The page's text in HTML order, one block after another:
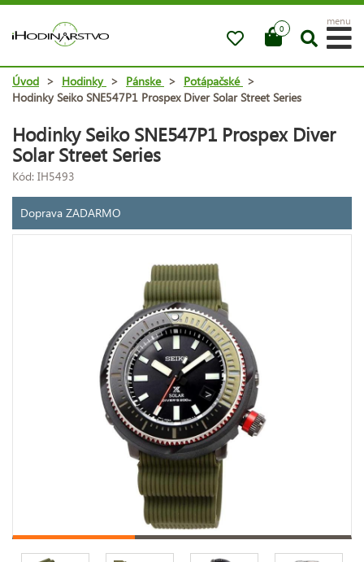
0
menu
Úvod > Hodinky > Pánske > Potápačské >
Hodinky Seiko SNE547P1 Prospex Diver Solar Street Series
Hodinky Seiko SNE547P1 Prospex Diver
Solar Street Series
Kód: IH5493
Doprava ZADARMO